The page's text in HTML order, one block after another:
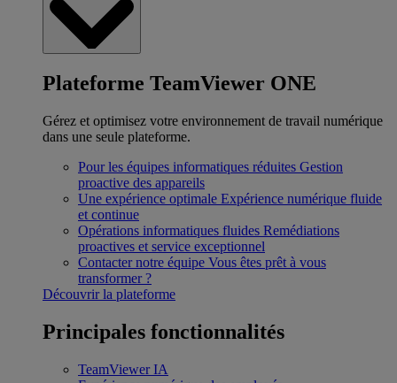
Plateforme TeamViewer ONE
Gérez et optimisez votre environnement de travail numérique
dans une seule plateforme.
Pour les équipes informatiques réduites Gestion
proactive des appareils
Une expérience optimale Expérience numérique fluide
et continue
Opérations informatiques fluides Remédiations
proactives et service exceptionnel
Contacter notre équipe Vous êtes prêt à vous
transformer ?
Découvrir la plateforme
Principales fonctionnalités
TeamViewer IA